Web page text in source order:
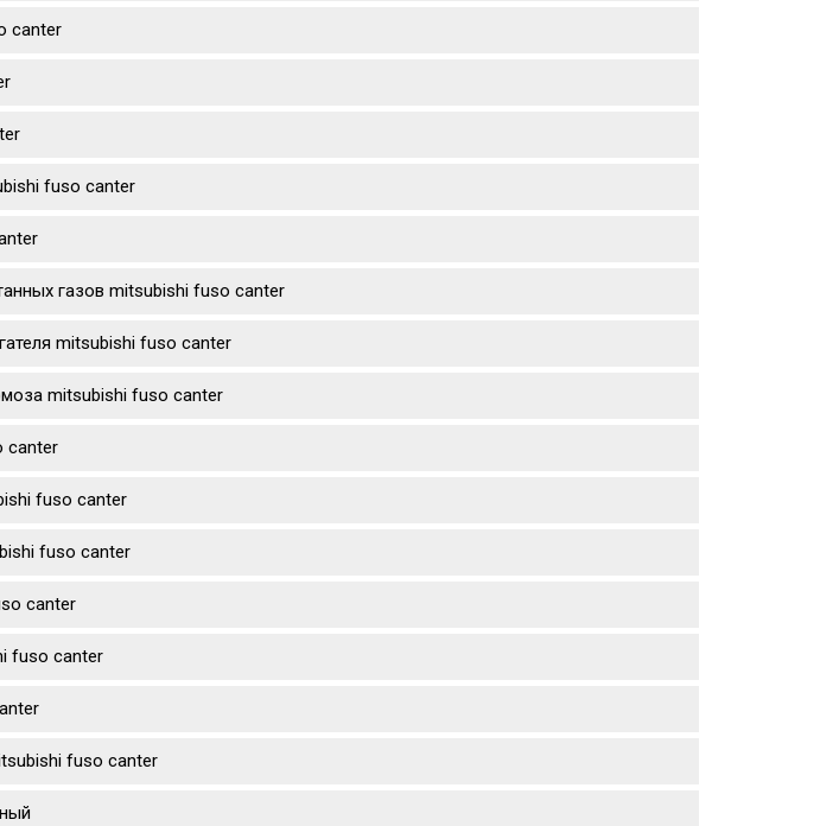
canter
fuso canter
газов mitsubishi fuso canter
mitsubishi fuso canter
mitsubishi fuso canter
canter
fuso canter
fuso canter
canter
fuso canter
fuso canter